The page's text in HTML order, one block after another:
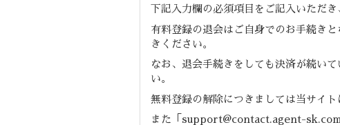
下記入力欄の必須項目をご記入いただ
有料登録の退会はご自身でのお手続き
きください。
なお、退会手続きをしても決済が続い
い。
無料登録の解除につきましては当サイ
また「support@contact.agent-sk.com